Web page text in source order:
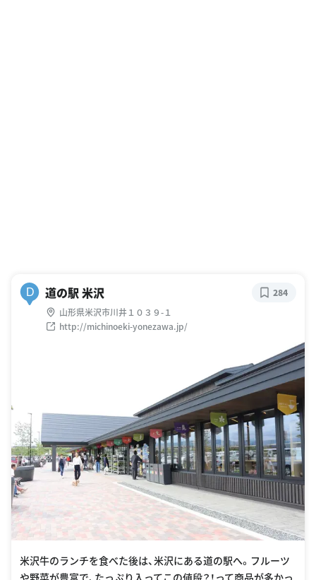
D 道の駅 米沢
山形県米沢市川井１０３９-１
http://michinoeki-yonezawa.jp/
284
米沢牛のランチを食べた後は、米沢にある道の駅へ。フルーツ
や野菜が豊富で、たっぷり入ってこの値段？！って商品が多かっ